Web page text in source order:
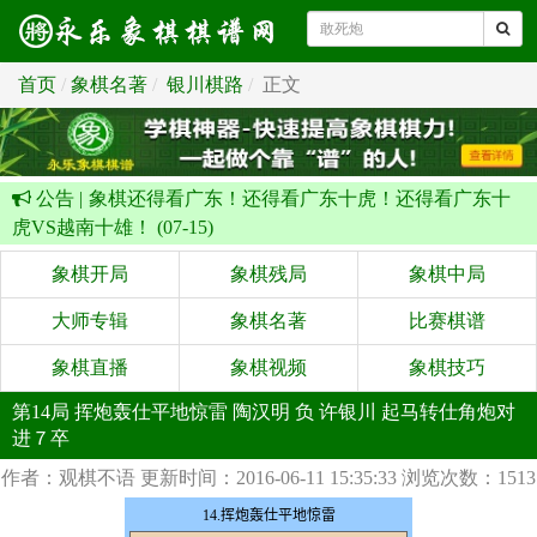
首页 象棋名著 银川棋路 正文
公告 | 象棋还得看广东！还得看广东十虎！还得看广东十
虎VS越南十雄！ (07-15)
象棋开局 象棋残局 象棋中局
大师专辑 象棋名著 比赛棋谱
象棋直播 象棋视频 象棋技巧
第14局 挥炮轰仕平地惊雷 陶汉明 负 许银川 起马转仕角炮对
进７卒
作者：观棋不语 更新时间：2016-06-11 15:35:33 浏览次数：1513